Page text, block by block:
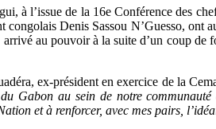
à l’issue de la 16e Conférence des
congolais Denis Sassou N’Guesso,
au pouvoir à la suite d’un coup
ex-président en exercice de la
Gabon au sein de notre
et à renforcer, avec mes pairs,